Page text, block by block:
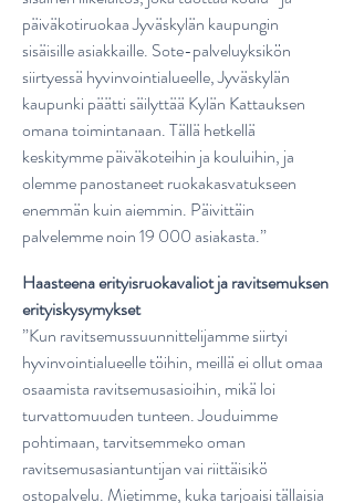
päiväkotiruokaa Jyväskylän kaupungin
sisäisille asiakkaille. Sote-palveluyksikön
siirtyessä hyvinvointialueelle, Jyväskylän
kaupunki päätti säilyttää Kylän Kattauksen
omana toimintanaan. Tällä hetkellä
keskitymme päiväkoteihin ja kouluihin, ja
olemme panostaneet ruokakasvatukseen
enemmän kuin aiemmin. Päivittäin
palvelemme noin 19 000 asiakasta.”
Haasteena erityisruokavaliot ja ravitsemuksen
erityiskysymykset
”Kun ravitsemussuunnittelijamme siirtyi
hyvinvointialueelle töihin, meillä ei ollut omaa
osaamista ravitsemusasioihin, mikä loi
turvattomuuden tunteen. Jouduimme
pohtimaan, tarvitsemmeko oman
ravitsemusasiantuntijan vai riittäisikö
ostopalvelu. Mietimme, kuka tarjoaisi tällaisia